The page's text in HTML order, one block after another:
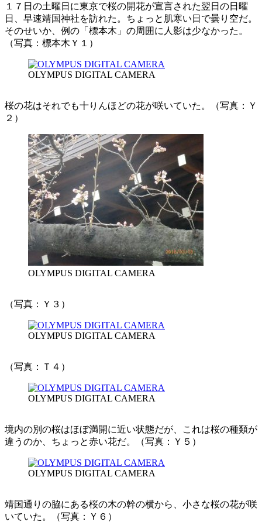
１７日の土曜日に東京で桜の開花が宣言された翌日の日曜
日、早速靖国神社を訪れた。ちょっと肌寒い日で曇り空だ。
そのせいか、例の「標本木」の周囲に人影は少なかった。
（写真：標本木Ｙ１）
OLYMPUS DIGITAL CAMERA
桜の花はそれでも十りんほどの花が咲いていた。（写真：Ｙ
２）
OLYMPUS DIGITAL CAMERA
（写真：Ｙ３）
OLYMPUS DIGITAL CAMERA
（写真：Ｔ４）
OLYMPUS DIGITAL CAMERA
境内の別の桜はほぼ満開に近い状態だが、これは桜の種類が
違うのか、ちょっと赤い花だ。（写真：Ｙ５）
OLYMPUS DIGITAL CAMERA
靖国通りの脇にある桜の木の幹の横から、小さな桜の花が咲
いていた。（写真：Ｙ６）